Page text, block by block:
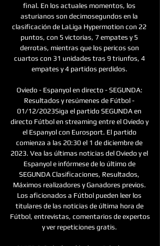
final. En los actuales momentos, los
asturianos son decimosegundos en la
clasificación de LaLiga Hypermotion con 22
puntos, con 5 victorias, 7 empates y 5
derrotas, mientras que los pericos son
cuartos con 31 unidades tras 9 triunfos, 4
empates y 4 partidos perdidos.
Oviedo - Espanyol en directo - SEGUNDA:
Resultados y resúmenes de Fútbol -
01/12/2023Siga el partido SEGUNDA en
directo Fútbol en streaming entre el Oviedo y
el Espanyol con Eurosport. El partido
comienza a las 20:30 el 1 de diciembre de
2023. Vea las últimas noticias del Oviedo y el
Espanyol e infórmese de lo último de
SEGUNDA Clasificaciones, Resultados,
Máximos realizadores y Ganadores previos.
Los aficionados a Fútbol pueden leer los
titulares de las noticias de última hora de
Fútbol, entrevistas, comentarios de expertos
y ver repeticiones gratis.